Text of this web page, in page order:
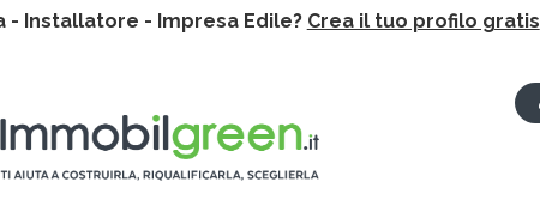
- Installatore - Impresa Edile? Crea il tuo profilo gratis